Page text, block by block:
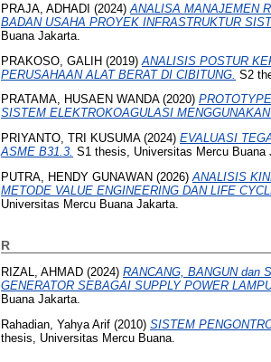
PRAJA, ADHADI (2024) ANALISA MANAJEMEN
BADAN USAHA PROYEK INFRASTRUKTUR
Buana Jakarta.
PRAKOSO, GALIH (2019) ANALISIS POSTUR
PERUSAHAAN ALAT BERAT DI CIBITUNG. S2
PRATAMA, HUSAEN WANDA(2020)
SISTEM ELEKTROKOAGULASI
PRIYANTO, TRI KUSUMA(2024) EVALUASI
ASME B31.3. S1 thesis, Universitas Mercu Buana
PUTRA, HENDY GUNAWAN (2026) ANALISIS
METODE VALUE ENGINEERING DAN LIFE
Universitas Mercu Buana Jakarta.
R
RIZAL, AHMAD (2024) RANCANG, BANGUN dan
GENERATOR SEBAGAI SUPPLY POWER
Buana Jakarta.
Rahadian, Yahya Arif (2010) SISTEM
thesis, Universitas Mercu Buana.